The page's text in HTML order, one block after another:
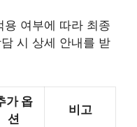
용 여부에 따라 최종
시 상세 안내를 받
가 옵
션
비고